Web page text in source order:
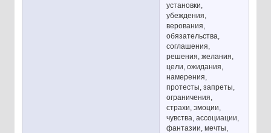
установки,
убеждения,
верования,
обязательства,
соглашения,
решения, желания,
цели, ожидания,
намерения,
протесты, запреты,
ограничения,
страхи, эмоции,
чувства, ассоциации,
фантазии, мечты,